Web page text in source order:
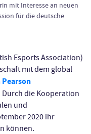
mit Interesse an neuen
für die deutsche
Esports Association)
mit dem global
Durch die Kooperation
und
2020 ihr
können.